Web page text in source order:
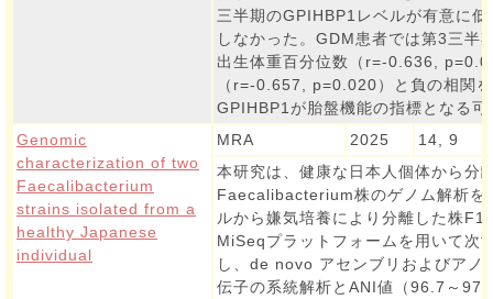
三半期のGPIHBP1レベルが有意に
しなかった。GDM患者では第3三半
出生体重百分位数（r=-0.636,
（r=-0.657, p=0.020）と負の相関
GPIHBP1が胎盤機能の指標となる
Genomic
characterization of two
Faecalibacterium
strains isolated from a
healthy Japanese
individual
MRA 2025
14, 9
本研究は、健康な日本人個体から分
Faecalibacterium株のゲノム解析を
ルから嫌気培養により分離した株
MiSeqプラットフォームを用いて次
し、de novo アセンブリおよびアノ
伝子の系統解析とANI値（96.7～